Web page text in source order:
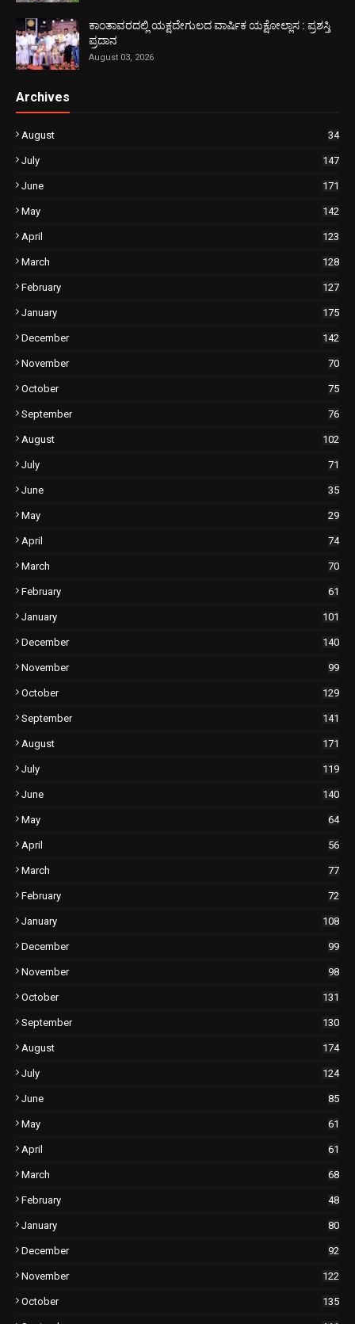
ಕಾಂತಾವರದಲ್ಲಿ ಯಕ್ಷದೇಗುಲದ ವಾರ್ಷಿಕ ಯಕ್ಷೋಲ್ಲಾಸ : ಪ್ರಶಸ್ತಿ
ಪ್ರದಾನ
August 03, 2026
Archives
August 34
July 147
June 171
May 142
April 123
March 128
February 127
January 175
December 142
November 70
October 75
September 76
August 102
July 71
June 35
May 29
April 74
March 70
February 61
January 101
December 140
November 99
October 129
September 141
August 171
July 119
June 140
May 64
April 56
March 77
February 72
January 108
December 99
November 98
October 131
September 130
August 174
July 124
June 85
May 61
April 61
March 68
February 48
January 80
December 92
November 122
October 135